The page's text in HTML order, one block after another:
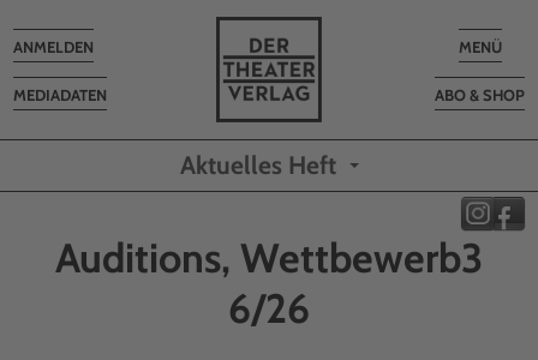
Toggle
MENÜ
ABO & SHOP
MEDIADATEN
Toggle
navigation
ANMELDEN
Aktuelles Heft
Auditions, Wettbewerb3
6/26